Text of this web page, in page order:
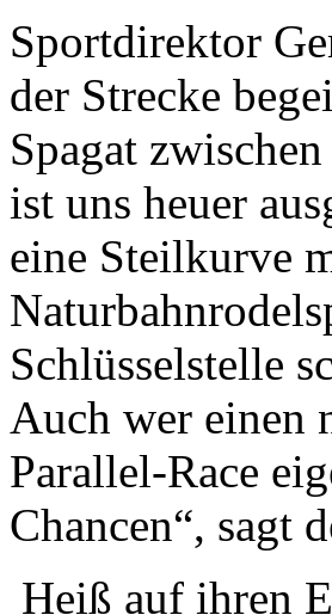
Sportdirektor
der Strecke
Spagat
ist uns heuer
eine Steilkurve
Schlüsselstelle
Auch wer einen
Parallel-Race
Chancen“, sagt
Heiß auf ihren